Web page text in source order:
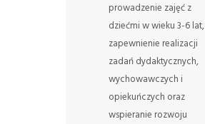
prowadzenie zajęć z
dziećmi w wieku 3-6 lat,
zapewnienie realizacji
zadań dydaktycznych,
wychowawczych i
opiekuńczych oraz
wspieranie rozwoju